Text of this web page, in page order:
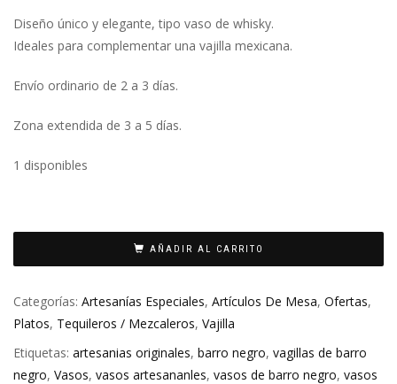
Diseño único y elegante, tipo vaso de whisky.
Ideales para complementar una vajilla mexicana.
Envío ordinario de 2 a 3 días.
Zona extendida de 3 a 5 días.
1 disponibles
AÑADIR AL CARRITO
Categorías: Artesanías Especiales, Artículos De Mesa, Ofertas,
Platos, Tequileros / Mezcaleros, Vajilla
Etiquetas: artesanias originales, barro negro, vagillas de barro
negro, Vasos, vasos artesananles, vasos de barro negro, vasos